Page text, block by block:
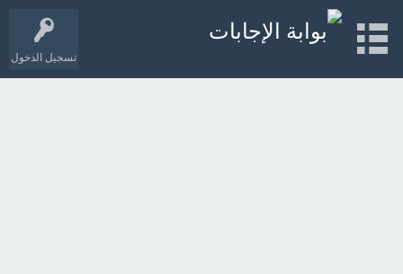
تسجيل الدخول